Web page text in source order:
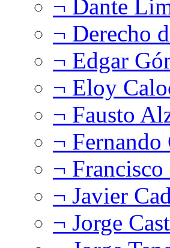
¬ Dante
¬ Derecho
¬ Edgar
¬ Eloy
¬ Fausto
¬
¬ Francisco
¬ Javier
¬ Jorge